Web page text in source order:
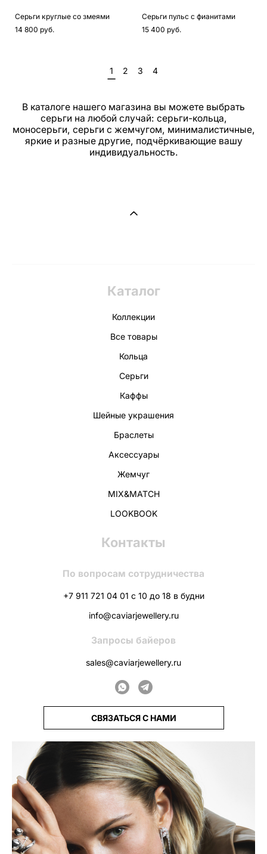
Серьги круглые со змеями
14 800 pуб.
Серьги пульс с фианитами
15 400 pуб.
1 2 3 4
В каталоге нашего магазина вы можете выбрать
серьги на любой случай: серьги-кольца,
моносерьги, серьги с жемчугом, минималистичные,
яркие и разные другие, подчёркивающие вашу
индивидуальность.
Каталог
Коллекции
Все товары
Кольца
Серьги
Каффы
Шейные украшения
Браслеты
Аксессуары
Жемчуг
MIX&MATCH
LOOKBOOK
Контакты
По вопросам сотрудничества
+7 911 721 04 01 с 10 до 18 в будни
info@caviarjewellery.ru
Запросы байеров
sales@caviarjewellery.ru
СВЯЗАТЬСЯ С НАМИ